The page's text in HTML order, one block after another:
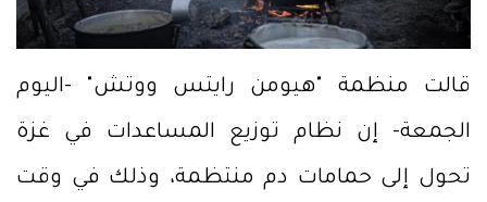
قالت منظمة "هيومن رايتس ووتش" -اليوم
الجمعة- إن نظام توزيع المساعدات في غزة
تحول إلى حمامات دم منتظمة، وذلك في وقت